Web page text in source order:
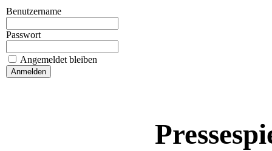
Benutzername
Passwort
Angemeldet bleiben